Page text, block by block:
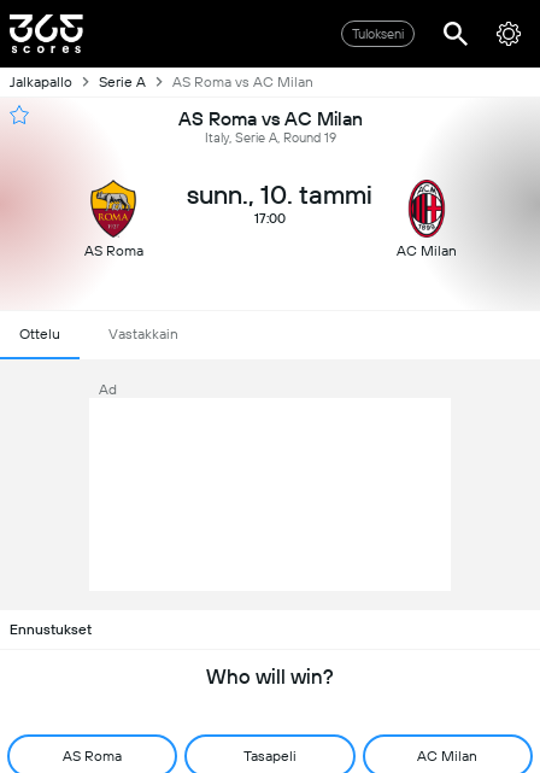
Tulokseni
Jalkapallo Serie A AS Roma vs AC Milan
AS Roma vs AC Milan
Italy, Serie A, Round 19
AS Roma
sunn., 10. tammi
17:00
AC Milan
Ottelu Vastakkain
Ad
Ennustukset
Who will win?
AS Roma Tasapeli AC Milan